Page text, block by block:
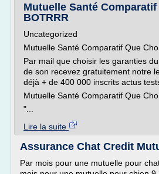
Mutuelle Santé
BOTRRR
Uncategorized
Mutuelle Santé Comparatif Que
Par mail que choisir les garanties
de son recevez gratuitement notre
déjà + de 400 000 inscrits actus
Mutuelle Santé Comparatif Que
"...
Lire la suite
Assurance Chat Credit
Par mois pour une mutuelle pour